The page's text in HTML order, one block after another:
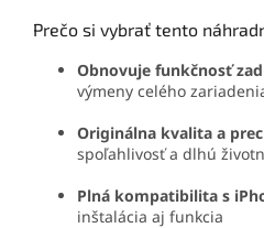
Prečo si vybrať tento
Obnovuje funkčnosť
výmeny celého
Originálna kvalita a
spoľahlivosť a dlhú
Plná kompatibilita s
inštalácia aj funkcia